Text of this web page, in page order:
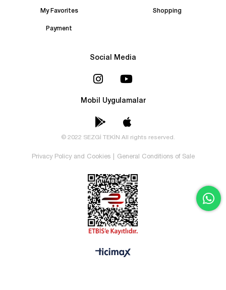
My Favorites Shopping
Payment
Social Media
Mobil Uygulamalar
© 2022 SEZGİ TEKİN All rights reserved.
Privacy Policy and Cookies General Conditions of Sale